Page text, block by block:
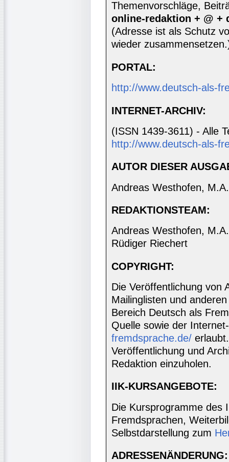
Themenvorschläge,
online-redaktion + @ +
(Adresse ist als Schutz
wieder
PORTAL:
http://www.deutsch-als-
INTERNET-ARCHIV:
(ISSN 1439-3611) - Alle
http://www.deutsch-als-
AUTOR DIESER
Andreas Westhofen, M.A.
REDAKTIONSTEAM:
Andreas Westhofen,
Rüdiger Riechert
COPYRIGHT:
Die Veröffentlichung von
Mailinglisten und
Bereich Deutsch als
Quelle sowie der
fremdsprache.de/
Veröffentlichung und
Redaktion einzuholen.
IIK-KURSANGEBOTE:
Die Kursprogramme des
Fremdsprachen,
Selbstdarstellung zum
ADRESSENÄNDERUNG: